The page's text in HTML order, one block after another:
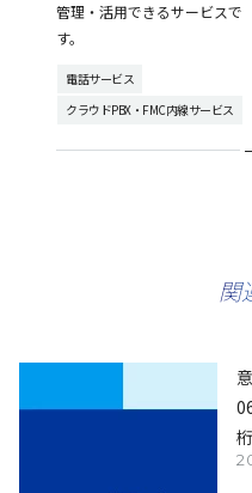
管理・活用できるサービスで
す。
電話サービス
クラウドPBX・FMC内線サービス
関